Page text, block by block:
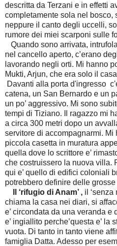
descritta da Terzani e in effetti
completamente sola nel bosco,
neppure il canto degli uccelli,
rumore dei miei scarponi sulle
Quando sono arrivata,
nel cancello aperto, c’erano
lavorando negli orti. Mi hanno
Mukti, Arjun, che era solo il
Davanti alla porta d'ingresso
catena, un San Bernardo e un
un po’ aggressivo. Mi sono
tempi di Tiziano. Il ragazzo mi
a circa 300 metri dopo un
servitore di accompagnarmi. Mi
piccola casetta in muratura
quella dove lo scrittore e’
che costruissero la nuova villa.
qui e’ quello di edifici coloniali
potrebbero definire delle grosse
Il ‘rifugio di Anam’ , il ‘senza
chiama la casa nei diari, si
e’ circondata da una veranda e
e’ ingiallito perche’questa e’ la
vuota. Di tanto in tanto viene
famiglia Datta. Adesso per